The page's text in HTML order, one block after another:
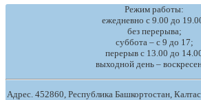
Режим работы:
ежедневно с 9.00 до
без перерыва;
суббота – с 9 до 17;
перерыв с 13.00 до
выходной день –
Адрес. 452860, Республика Башкортостан,